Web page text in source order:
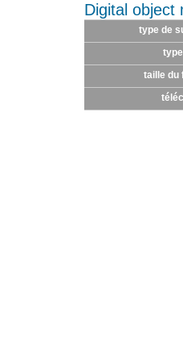
Digital object
type de
taille du